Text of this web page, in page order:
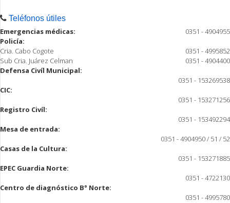
Teléfonos útiles
Emergencias médicas:
0351 - 4904955
Policía:
Cria. Cabo Cogote
0351 - 4995852
Sub Cria. Juárez Celman
0351 - 4904400
Defensa Civíl Municipal:
0351 - 153269538
CIC:
0351 - 153271256
Registro Civíl:
0351 - 153492294
Mesa de entrada:
0351 - 4904950 / 51 / 52
Casas de la Cultura:
0351 - 153271885
EPEC Guardia Norte:
0351 - 4722130
Centro de diagnóstico B° Norte:
0351 - 4995780